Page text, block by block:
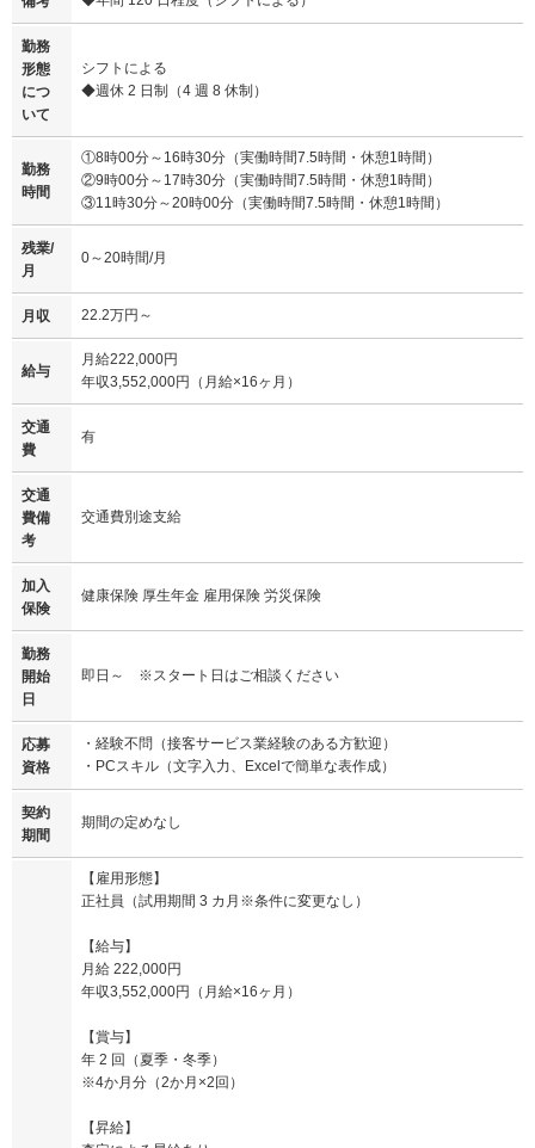
勤務
形態
につ
いて
シフトによる
◆週休 2 日制（4 週 8 休制）
勤務
時間
①8時00分～16時30分（実働時間7.5時間・休憩1時間）
②9時00分～17時30分（実働時間7.5時間・休憩1時間）
③11時30分～20時00分（実働時間7.5時間・休憩1時間）
残業/
月
0～20時間/月
月収 22.2万円～
給与
月給222,000円
年収3,552,000円（月給×16ヶ月）
交通
費
有
交通
費備
考
交通費別途支給
加入
保険
健康保険 厚生年金 雇用保険 労災保険
勤務
開始
日
即日～ ※スタート日はご相談ください
応募
資格
・経験不問（接客サービス業経験のある方歓迎）
・PCスキル（文字入力、Excelで簡単な表作成）
契約
期間
期間の定めなし
【雇用形態】
正社員（試用期間 3 カ月※条件に変更なし）
【給与】
月給 222,000円
年収3,552,000円（月給×16ヶ月）
【賞与】
年 2 回（夏季・冬季）
※4か月分（2か月×2回）
【昇給】